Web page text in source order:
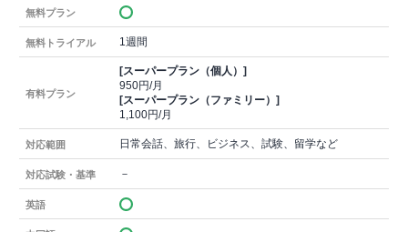
無料プラン
無料トライアル 1週間
有料プラン
[スーパープラン（個人）]
950円/月
[スーパープラン（ファミリー）]
1,100円/月
対応範囲 日常会話、旅行、ビジネス、試験、留学など
対応試験・基準 －
英語